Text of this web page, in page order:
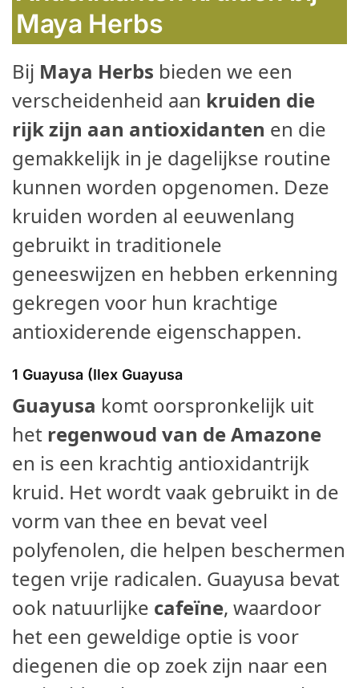
Maya Herbs
Bij Maya Herbs bieden we een
verscheidenheid aan kruiden die
rijk zijn aan antioxidanten en die
gemakkelijk in je dagelijkse routine
kunnen worden opgenomen. Deze
kruiden worden al eeuwenlang
gebruikt in traditionele
geneeswijzen en hebben erkenning
gekregen voor hun krachtige
antioxiderende eigenschappen.
1 Guayusa (Ilex Guayusa
Guayusa komt oorspronkelijk uit
het regenwoud van de Amazone
en is een krachtig antioxidantrijk
kruid. Het wordt vaak gebruikt in de
vorm van thee en bevat veel
polyfenolen, die helpen beschermen
tegen vrije radicalen. Guayusa bevat
ook natuurlijke cafeïne, waardoor
het een geweldige optie is voor
diegenen die op zoek zijn naar een